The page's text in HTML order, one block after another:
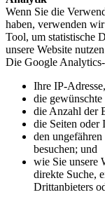
Wenn Sie die
haben, verwenden
Tool, um statistische
unsere Website
Die Google
Ihre IP-Adresse,
die gewünschte
die Anzahl der
die Seiten oder
den
besuchen; und
wie Sie unsere
direkte Suche,
Drittanbieters